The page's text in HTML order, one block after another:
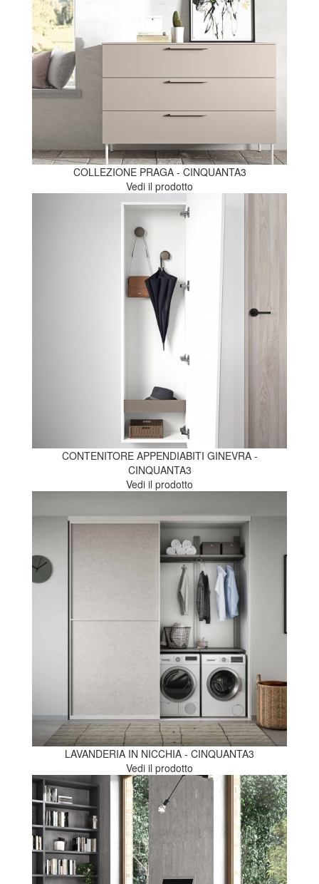
COLLEZIONE PRAGA - CINQUANTA3
Vedi il prodotto
CONTENITORE APPENDIABITI GINEVRA -
CINQUANTA3
Vedi il prodotto
LAVANDERIA IN NICCHIA - CINQUANTA3
Vedi il prodotto